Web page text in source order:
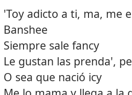
'Toy adicto a ti, ma, me
Banshee
Siempre sale fancy
Le gustan las prenda',
O sea que nació icy